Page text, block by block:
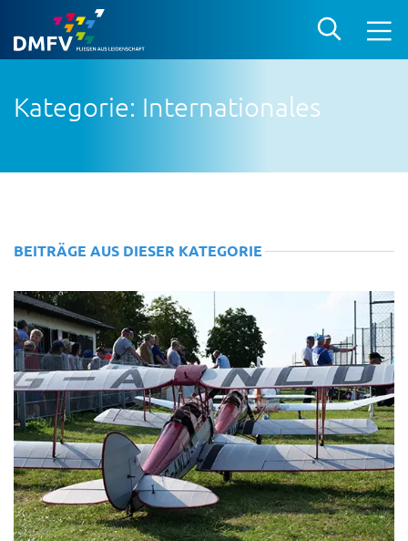
Kategorie: Internationales
BEITRÄGE AUS DIESER KATEGORIE